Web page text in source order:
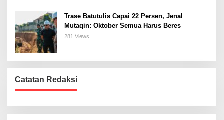
Trase Batutulis Capai 22 Persen, Jenal
Mutaqin: Oktober Semua Harus Beres
281 Views
Catatan Redaksi